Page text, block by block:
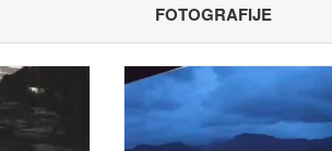
FOTOGRAFIJE